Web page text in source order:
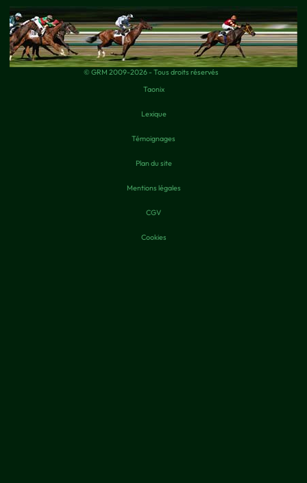
© GRM 2009-2026 - Tous droits réservés
Taonix
Lexique
Témoignages
Plan du site
Mentions légales
CGV
Cookies